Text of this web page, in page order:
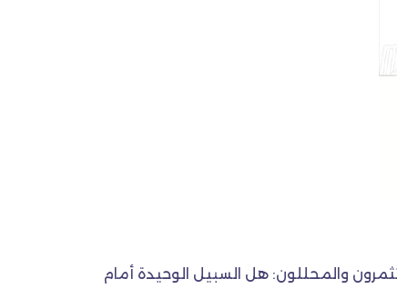
والمحللون: هل السبيل الوحيدة أمام